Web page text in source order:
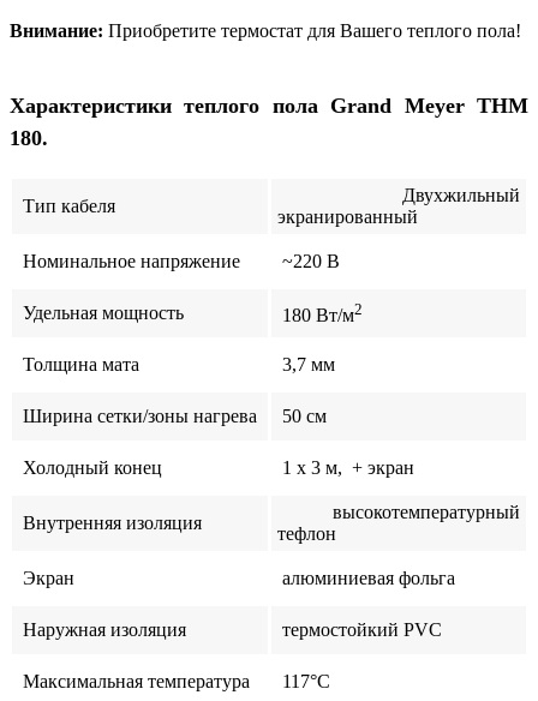
Внимание: Приобретите термостат для Вашего теплого пола!
Характеристики теплого пола Grand Meyer THM
180.
Тип кабеля
Двухжильный
экранированный
Номинальное напряжение ~220 В
Удельная мощность 180 Вт/м2
Толщина мата 3,7 мм
Ширина сетки/зоны нагрева 50 см
Холодный конец 1 x 3 м, + экран
Внутренняя изоляция
высокотемпературный
тефлон
Экран алюминиевая фольга
Наружная изоляция термостойкий PVC
Максимальная температура 117°C